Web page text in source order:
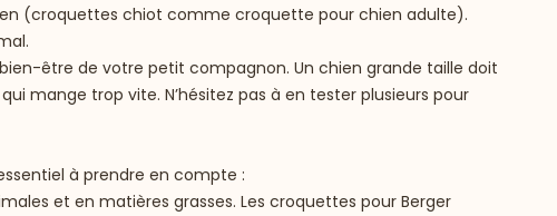
(croquettes chiot comme croquette pour chien adulte).
être de votre petit compagnon. Un chien grande taille doit
mange trop vite. N’hésitez pas à en tester plusieurs pour
à prendre en compte :
et en matières grasses. Les croquettes pour Berger